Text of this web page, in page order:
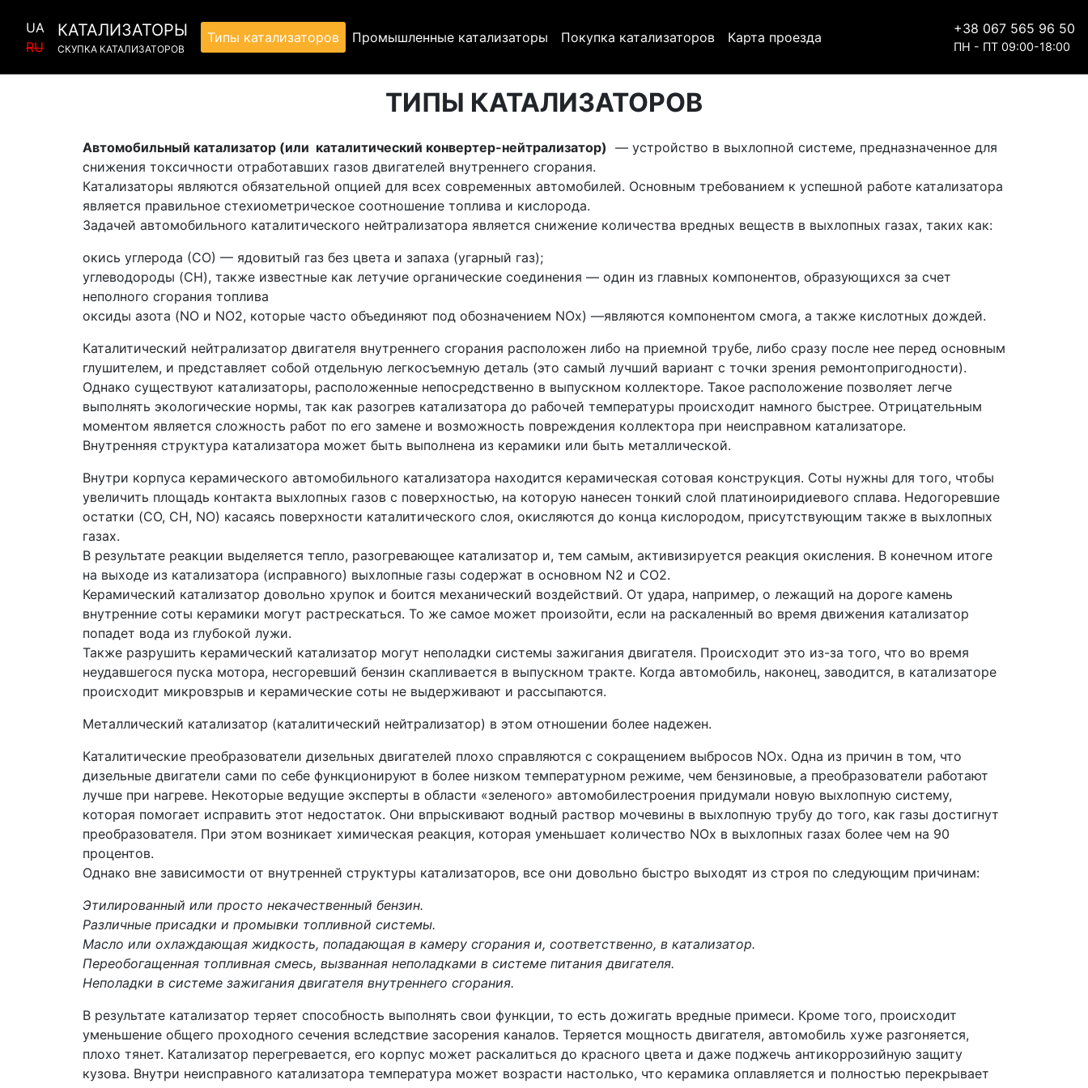
UA
RU
КАТАЛИЗАТОРЫ
СКУПКА КАТАЛИЗАТОРОВ
Типы катализаторов Промышленные катализаторы Покупка катализаторов Карта проезда
+38 067 565 96 50
ПН - ПТ 09:00-18:00
ТИПЫ КАТАЛИЗАТОРОВ
Автомобильный катализатор (или каталитический конвертер-нейтрализатор) — устройство в выхлопной системе, предназначенное для
снижения токсичности отработавших газов двигателей внутреннего сгорания.
Катализаторы являются обязательной опцией для всех современных автомобилей. Основным требованием к успешной работе катализатора
является правильное стехиометрическое соотношение топлива и кислорода.
Задачей автомобильного каталитического нейтрализатора является снижение количества вредных веществ в выхлопных газах, таких как:
окись углерода (СО) — ядовитый газ без цвета и запаха (угарный газ);
углеводороды (CH), также известные как летучие органические соединения — один из главных компонентов, образующихся за счет
неполного сгорания топлива
оксиды азота (NO и NO2, которые часто объединяют под обозначением NOx) —являются компонентом смога, а также кислотных дождей.
Каталитический нейтрализатор двигателя внутреннего сгорания расположен либо на приемной трубе, либо сразу после нее перед основным
глушителем, и представляет собой отдельную легкосъемную деталь (это самый лучший вариант с точки зрения ремонтопригодности).
Однако существуют катализаторы, расположенные непосредственно в выпускном коллекторе. Такое расположение позволяет легче
выполнять экологические нормы, так как разогрев катализатора до рабочей температуры происходит намного быстрее. Отрицательным
моментом является сложность работ по его замене и возможность повреждения коллектора при неисправном катализаторе.
Внутренняя структура катализатора может быть выполнена из керамики или быть металлической.
Внутри корпуса керамического автомобильного катализатора находится керамическая сотовая конструкция. Соты нужны для того, чтобы
увеличить площадь контакта выхлопных газов с поверхностью, на которую нанесен тонкий слой платиноиридиевого сплава. Недогоревшие
остатки (CO, CH, NO) касаясь поверхности каталитического слоя, окисляются до конца кислородом, присутствующим также в выхлопных
газах.
В результате реакции выделяется тепло, разогревающее катализатор и, тем самым, активизируется реакция окисления. В конечном итоге
на выходе из катализатора (исправного) выхлопные газы содержат в основном N2 и СО2.
Керамический катализатор довольно хрупок и боится механический воздействий. От удара, например, о лежащий на дороге камень
внутренние соты керамики могут растрескаться. То же самое может произойти, если на раскаленный во время движения катализатор
попадет вода из глубокой лужи.
Также разрушить керамический катализатор могут неполадки системы зажигания двигателя. Происходит это из-за того, что во время
неудавшегося пуска мотора, несгоревший бензин скапливается в выпускном тракте. Когда автомобиль, наконец, заводится, в катализаторе
происходит микровзрыв и керамические соты не выдерживают и рассыпаются.
Металлический катализатор (каталитический нейтрализатор) в этом отношении более надежен.
Каталитические преобразователи дизельных двигателей плохо справляются с сокращением выбросов NOx. Одна из причин в том, что
дизельные двигатели сами по себе функционируют в более низком температурном режиме, чем бензиновые, а преобразователи работают
лучше при нагреве. Некоторые ведущие эксперты в области «зеленого» автомобилестроения придумали новую выхлопную систему,
которая помогает исправить этот недостаток. Они впрыскивают водный раствор мочевины в выхлопную трубу до того, как газы достигнут
преобразователя. При этом возникает химическая реакция, которая уменьшает количество NOx в выхлопных газах более чем на 90
процентов.
Однако вне зависимости от внутренней структуры катализаторов, все они довольно быстро выходят из строя по следующим причинам:
Этилированный или просто некачественный бензин.
Различные присадки и промывки топливной системы.
Масло или охлаждающая жидкость, попадающая в камеру сгорания и, соответственно, в катализатор.
Переобогащенная топливная смесь, вызванная неполадками в системе питания двигателя.
Неполадки в системе зажигания двигателя внутреннего сгорания.
В результате катализатор теряет способность выполнять свои функции, то есть дожигать вредные примеси. Кроме того, происходит
уменьшение общего проходного сечения вследствие засорения каналов. Теряется мощность двигателя, автомобиль хуже разгоняется,
плохо тянет. Катализатор перегревается, его корпус может раскалиться до красного цвета и даже поджечь антикоррозийную защиту
кузова. Внутри неисправного катализатора температура может возрасти настолько, что керамика оплавляется и полностью перекрывает